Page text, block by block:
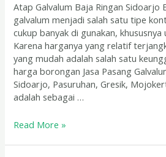
Atap Galvalum Baja Ringan Sidoarjo
galvalum menjadi salah satu tipe
cukup banyak di gunakan,
Karena harganya yang relatif
yang mudah adalah salah satu
harga borongan Jasa Pasang
Sidoarjo, Pasuruhan, Gresik,
adalah sebagai …
Read More »